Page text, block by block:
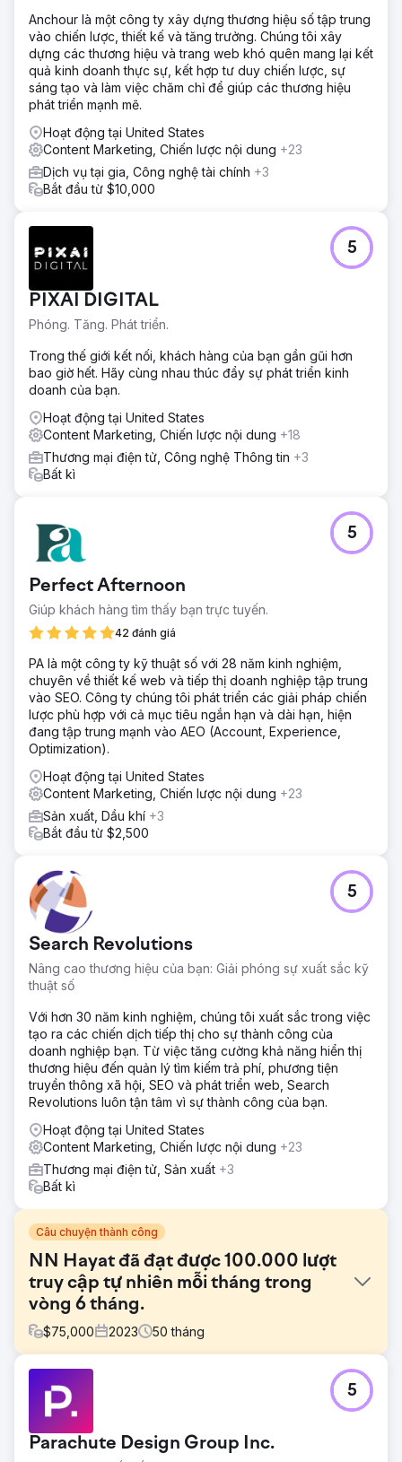
Anchour là một công ty xây dựng thương hiệu số tập trung
vào chiến lược, thiết kế và tăng trưởng. Chúng tôi xây
dựng các thương hiệu và trang web khó quên mang lại kết
quả kinh doanh thực sự, kết hợp tư duy chiến lược, sự
sáng tạo và làm việc chăm chỉ để giúp các thương hiệu
phát triển mạnh mẽ.
Hoạt động tại United States
Content Marketing, Chiến lược nội dung +23
Dịch vụ tại gia, Công nghệ tài chính +3
Bắt đầu từ $10,000
PIXAI DIGITAL
Phóng. Tăng. Phát triển.
5
Trong thế giới kết nối, khách hàng của bạn gần gũi hơn
bao giờ hết. Hãy cùng nhau thúc đẩy sự phát triển kinh
doanh của bạn.
Hoạt động tại United States
Content Marketing, Chiến lược nội dung +18
Thương mại điện tử, Công nghệ Thông tin +3
Bất kì
Perfect Afternoon
Giúp khách hàng tìm thấy bạn trực tuyến.
42 đánh giá
5
PA là một công ty kỹ thuật số với 28 năm kinh nghiệm,
chuyên về thiết kế web và tiếp thị doanh nghiệp tập trung
vào SEO. Công ty chúng tôi phát triển các giải pháp chiến
lược phù hợp với cả mục tiêu ngắn hạn và dài hạn, hiện
đang tập trung mạnh vào AEO (Account, Experience,
Optimization).
Hoạt động tại United States
Content Marketing, Chiến lược nội dung +23
Sản xuất, Dầu khí +3
Bắt đầu từ $2,500
Search Revolutions
Nâng cao thương hiệu của bạn: Giải phóng sự xuất sắc kỹ
thuật số
5
Với hơn 30 năm kinh nghiệm, chúng tôi xuất sắc trong việc
tạo ra các chiến dịch tiếp thị cho sự thành công của
doanh nghiệp bạn. Từ việc tăng cường khả năng hiển thị
thương hiệu đến quản lý tìm kiếm trả phí, phương tiện
truyền thông xã hội, SEO và phát triển web, Search
Revolutions luôn tận tâm vì sự thành công của bạn.
Hoạt động tại United States
Content Marketing, Chiến lược nội dung +23
Thương mại điện tử, Sản xuất +3
Bất kì
Câu chuyện thành công
NN Hayat đã đạt được 100.000 lượt
truy cập tự nhiên mỗi tháng trong
vòng 6 tháng.
$75,000 2023 50 tháng
Đối với NN Life and Pensions, mục tiêu là tạo ra lưu lượng
truy cập tự nhiên từ đầu với cấu trúc blog mới và tăng khả
năng hiển thị trong các tìm kiếm tài chính không gắn
thương hiệu. Vì dự án được thực hiện trong lĩnh vực bảo
Parachute Design Group Inc.
5